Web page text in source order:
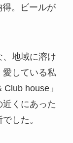
得。ビールが
地域に溶け
している私
house」
くにあった
した。